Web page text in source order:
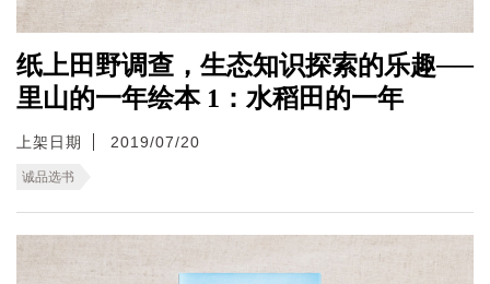
纸上田野调查，生态知识探索的乐趣──
里山的一年绘本 1：水稻田的一年
上架日期 2019/07/20
诚品选书